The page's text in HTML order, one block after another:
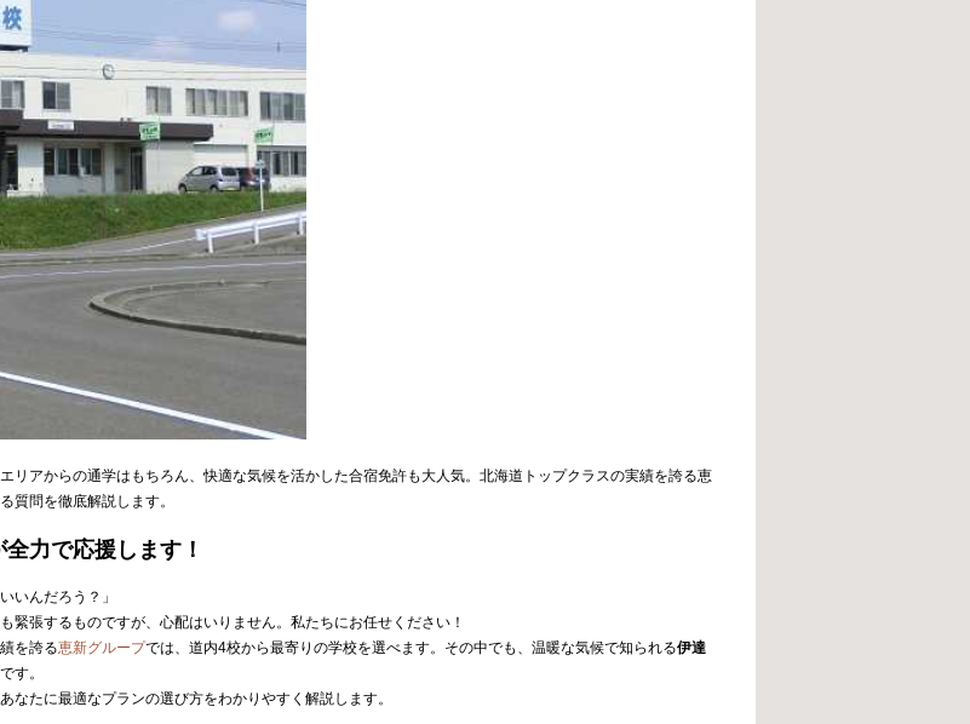
リアからの通学はもちろん、快適な気候を活かした合宿免許も大人気。北海道トップクラスの実績を誇る恵
質問を徹底解説します。
力で応援します！
いんだろう？」
張するものですが、心配はいりません。私たちにお任せください！
を誇る恵新グループでは、道内4校から最寄りの学校を選べます。その中でも、温暖な気候で知られる伊達
す。
なたに最適なプランの選び方をわかりやすく解説します。